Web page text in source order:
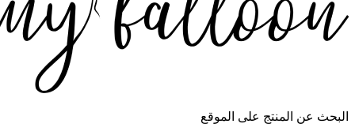
البحث عن المنتج على الموقع